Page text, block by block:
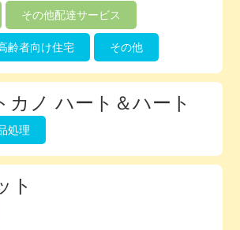
その他配達サービス
齢者向け住宅 その他
カノ ハート＆ハート
処理
ト